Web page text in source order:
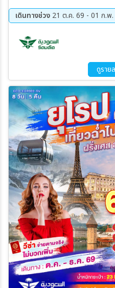
เดินทางช่วง 21 ต.ค. 69 - 01 ก.พ.
30 พ.ย. 69 - 07 ธ.ค. 69
18 ม.ค. 70 - 25 ม.ค. 70
ดูราย